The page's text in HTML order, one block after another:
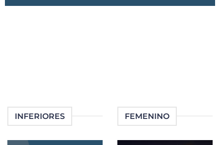
INFERIORES FEMENINO